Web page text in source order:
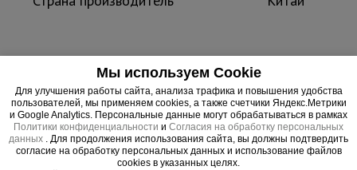
Используется преимущественно для работы в
закрытых помещениях с ровным полом.
Обладает исключительной маневренностью.
Небольшие габариты позволяют с легкостью
перемещаться в условиях ограниченного
Мы используем Cookie
Для улучшения работы сайта, анализа трафика и повышения удобства
пользователей, мы применяем cookies, а также счетчики Яндекс.Метрики
и Google Analytics. Персональные данные могут обрабатываться в рамках
Политики конфиденциальности и Согласия на обработку персональных
данных . Для продолжения использования сайта, вы должны подтвердить
согласие на обработку персональных данных и использование файлов
cookies в указанных целях.